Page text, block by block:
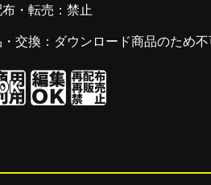
・転売：禁止
交換：ダウンロード商品のため不